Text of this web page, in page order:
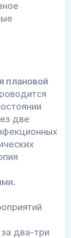
плановой
две
два-три